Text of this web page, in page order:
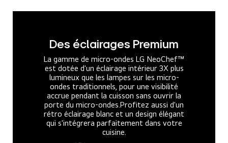
Des éclairages Premium
La gamme de micro-ondes LG NeoChef™
est dotée d'un éclairage intérieur 3X plus
lumineux que les lampes sur les micro-
ondes traditionnels, pour une visibilité
accrue pendant la cuisson sans ouvrir la
porte du micro-ondes. Profitez aussi d'un
rétro éclairage blanc et un design élégant
qui s'intégrera parfaitement dans votre
cuisine.